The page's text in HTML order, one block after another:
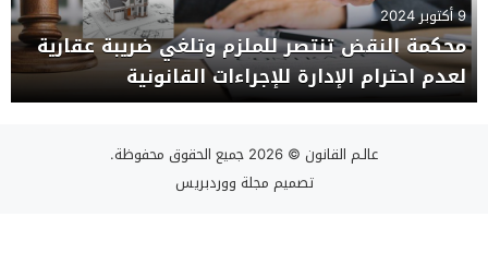
9 أكتوبر 2024
محكمة النقض تنتصر للملزم وتلغي ضريبة عقارية
لعدم احترام الإدارة للإجراءات القانونية
عالـم القانون © 2026 جميع الحقوق محفوظة.
تصميم مجلة ووردبريس